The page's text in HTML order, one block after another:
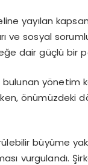
yayılan
sosyal
dair güçlü bir
yönetim
önümüzdeki
büyüme
vurgulandı.